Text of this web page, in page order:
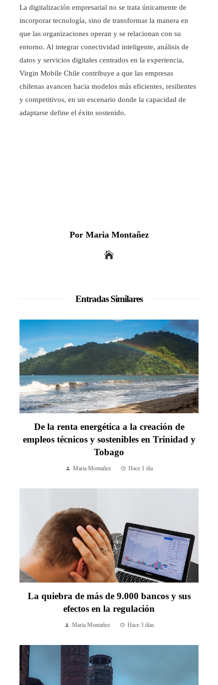
La digitalización empresarial no se trata únicamente de
incorporar tecnología, sino de transformar la manera en
que las organizaciones operan y se relacionan con su
entorno. Al integrar conectividad inteligente, análisis de
datos y servicios digitales centrados en la experiencia,
Virgin Mobile Chile contribuye a que las empresas
chilenas avancen hacia modelos más eficientes, resilientes
y competitivos, en un escenario donde la capacidad de
adaptarse define el éxito sostenido.
Por Maria Montañez
Entradas Similares
De la renta energética a la creación de
empleos técnicos y sostenibles en Trinidad y
Tobago
Maria Montañez Hace 1 día
La quiebra de más de 9.000 bancos y sus
efectos en la regulación
Maria Montañez Hace 3 días